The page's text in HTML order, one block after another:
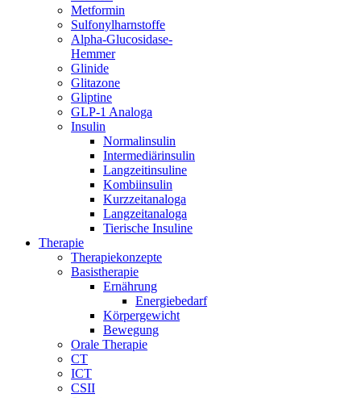
Metformin
Sulfonylharnstoffe
Alpha-Glucosidase-
Hemmer
Glinide
Glitazone
Gliptine
GLP-1 Analoga
Insulin
Normalinsulin
Intermediärinsulin
Langzeitinsuline
Kombiinsulin
Kurzzeitanaloga
Langzeitanaloga
Tierische Insuline
Therapie
Therapiekonzepte
Basistherapie
Ernährung
Energiebedarf
Körpergewicht
Bewegung
Orale Therapie
CT
ICT
CSII